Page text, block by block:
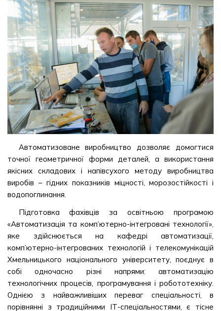
Автоматизоване виробництво дозволяє домогтися
точної геометричної форми деталей, а використання
якісних складових і напівсухого методу виробництва
виробів – гідних показників міцності, морозостійкості і
водопоглинання.
Підготовка фахівців за освітньою програмою
«Автоматизація та комп’ютерно-інтегровані технології»,
яке здійснюється на кафедрі автоматизації,
комп’ютерно-інтегрованих технологій і телекомунікацій
Хмельницького національного університету, поєднує в
собі одночасно різні напрями: автоматизацію
технологічних процесів, програмування і робототехніку.
Однією з найважливіших переваг спеціальності, в
порівнянні з традиційними ІТ-спеціальностями, є тісне